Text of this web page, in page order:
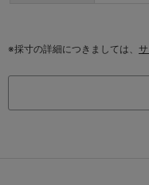
※採寸の詳細につきましては、